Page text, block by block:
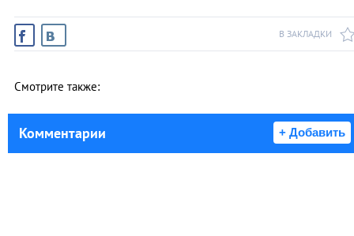
В ЗАКЛАДКИ
Смотрите также:
Комментарии + Добавить